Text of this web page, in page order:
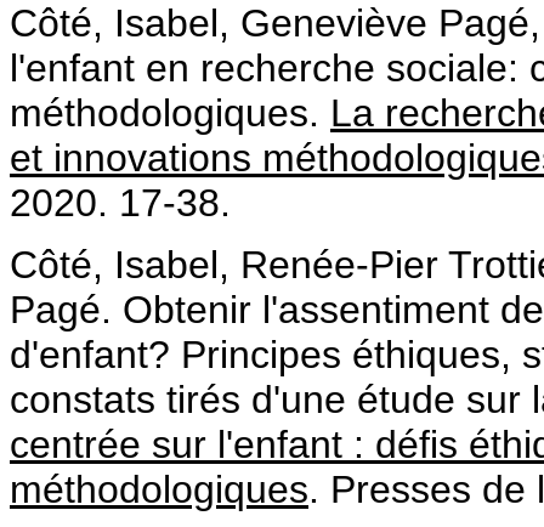
Côté, Isabel, Geneviève
l'enfant en recherche sociale:
méthodologiques. La
et innovations
2020. 17-38.
Côté, Isabel, Renée-Pier
Pagé. Obtenir l'assentiment
d'enfant? Principes éthiques,
constats tirés d'une étude sur
centrée sur l'enfant : défis
méthodologiques. Presses de